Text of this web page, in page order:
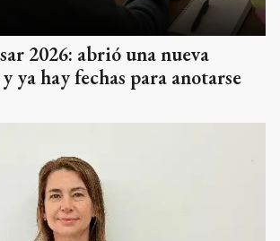
2026: abrió una nueva
ya hay fechas para anotarse